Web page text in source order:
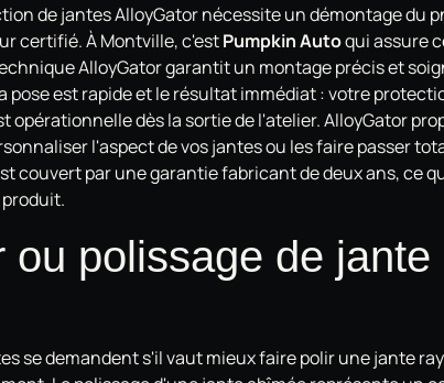
de jantes AlloyGator nécessite un démontage du
certifié. À Montville, c'estPumpkin Autoqui assure
AlloyGator garantit un montage précis et
pose est rapide et le résultat immédiat : votre
dès la sortie de l'atelier. AlloyGator
l'aspect de vos jantes ou les faire passer
couvert par une garantie fabricant de deux ans, ce
ou polissage de jante
se demandent s'il vaut mieux faire polir une jante